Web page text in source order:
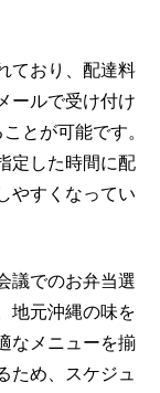
ており、配達料
ールで受け付け
とが可能です。
定した時間に配
やすくなってい
議でのお弁当選
地元沖縄の味を
なメニューを揃
ため、スケジュ